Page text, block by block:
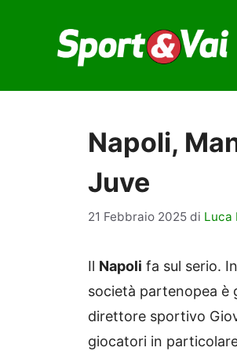
contenuto
Napoli,
Juve
21 Febbraio 2025 di Luca
Il Napoli fa sul serio.
società partenopea è
direttore sportivo
giocatori in